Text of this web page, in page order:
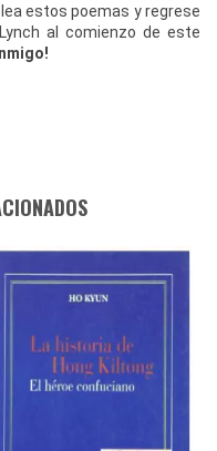
estos poemas y regrese
al comienzo de este